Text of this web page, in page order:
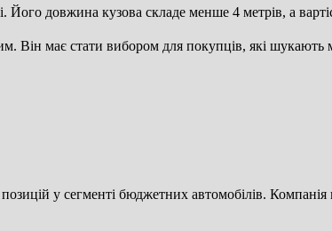
довжина кузова складе менше 4 метрів, а
Він має стати вибором для покупців, які
у сегменті бюджетних автомобілів.